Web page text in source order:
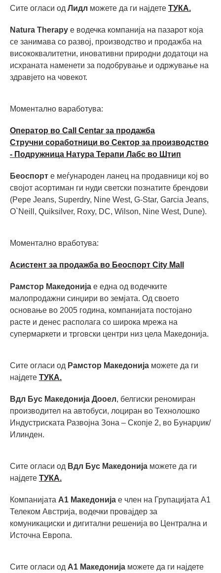
Сите огласи од Лидл можете да ги најдете ТУКА.
Natura Therapy е водечка компанија на пазарот која
се занимава со развој, производство и продажба на
висококвалитетни, иновативни природни додатоци на
исхраната наменети за подобрување и одржување на
здравјето на човекот.
Моментално ваработува:
Оператор во Call Centar за продажба
Стручни соработници во Сектор за производство
- Подружница Натура Терапи Лабс во Штип
Беоспорт е меѓународен ланец на продавници кој во
својот асортиман ги нуди светски познатите брендови
(Pepe Jeans, Superdry, Nine West, G-Star, Garcia Jeans,
O`Neill, Quiksilver, Roxy, DC, Wilson, Nine West, Dune).
Моментално вработува:
Асистент за продажба во Беоспорт City Mall
Рамстор Македонија е една од водечките
малопродажни синџири во земјата. Од своето
основање во 2005 година, компанијата постојано
расте и денес располага со широка мрежа на
супермаркети и трговски центри низ цела Македонија.
Сите огласи од Рамстор Македонија можете да ги
најдете ТУКА.
Вдл Бус Македонија Дооел, белгиски реномиран
производител на автобуси, лоциран во Технолошко
Индустриската Развојна Зона – Скопје 2, во Бунарџик/
Илинден.
Сите огласи од Вдл Бус Македонија можете да ги
најдете ТУКА.
Компанијата А1 Македонија е член на Групацијата А1
Телеком Австрија, водечки провајдер за
комуникациски и дигитални решенија во Централна и
Источна Европа.
Сите огласи од А1 Македонија можете да ги најдете